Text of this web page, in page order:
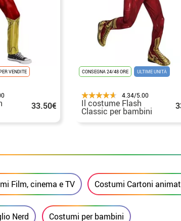
VENDITE
33.50€
CONSEGNA 24/48 ORE ULTIME UNITÀ
4.34/5.00
Il costume Flash
Classic per bambini
Film, cinema e TV Costumi Cartoni
Nerd Costumi per bambini